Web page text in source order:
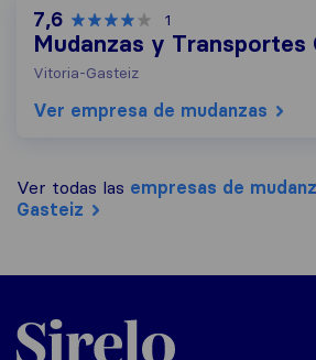
7,6 1
Mudanzas y Transportes
Vitoria-Gasteiz
Ver empresa de mudanzas
Ver todas las empresas de
Gasteiz
Sirelo.es